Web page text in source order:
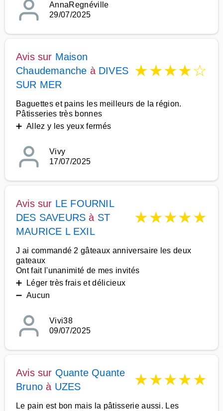
AnnaRegnéville
29/07/2025
Avis sur Maison
Chaudemanche à DIVES
SUR MER
★★★★☆
Baguettes et pains les meilleurs de la région.
Pâtisseries très bonnes
➕ Allez y les yeux fermés
Vivy
17/07/2025
Avis sur LE FOURNIL
DES SAVEURS à ST
MAURICE L EXIL
★★★★★
J ai commandé 2 gâteaux anniversaire les deux
gateaux
Ont fait l'unanimité de mes invités
➕ Léger très frais et délicieux
➖ Aucun
Vivi38
09/07/2025
Avis sur Quante Quante
Bruno à UZES ★★★★★
Le pain est bon mais la pâtisserie aussi. Les